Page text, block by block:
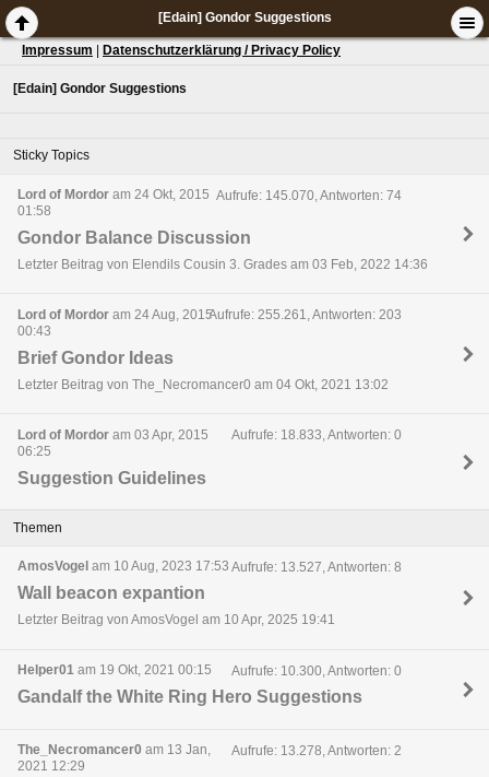
[Edain] Gondor Suggestions
Impressum Datenschutzerklärung / Privacy Policy
[Edain] Gondor Suggestions
Sticky Topics
Lord of Mordor am 24 Okt, 2015
01:58
Aufrufe: 145.070, Antworten: 74
Gondor Balance Discussion
Letzter Beitrag von Elendils Cousin 3. Grades am 03 Feb, 2022 14:36
Lord of Mordor am 24 Aug, 2015
00:43
Aufrufe: 255.261, Antworten: 203
Brief Gondor Ideas
Letzter Beitrag von The_Necromancer0 am 04 Okt, 2021 13:02
Lord of Mordor am 03 Apr, 2015
06:25
Aufrufe: 18.833, Antworten: 0
Suggestion Guidelines
Themen
AmosVogel am 10 Aug, 2023 17:53 Aufrufe: 13.527, Antworten: 8
Wall beacon expantion
Letzter Beitrag von AmosVogel am 10 Apr, 2025 19:41
Helper01 am 19 Okt, 2021 00:15 Aufrufe: 10.300, Antworten: 0
Gandalf the White Ring Hero Suggestions
The_Necromancer0 am 13 Jan,
2021 12:29
Aufrufe: 13.278, Antworten: 2